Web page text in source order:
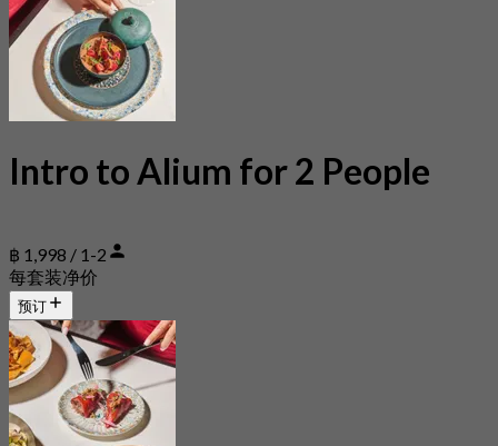
Intro to Alium for 2 People
฿ 1,998 / 1-2
每套装净价
预订